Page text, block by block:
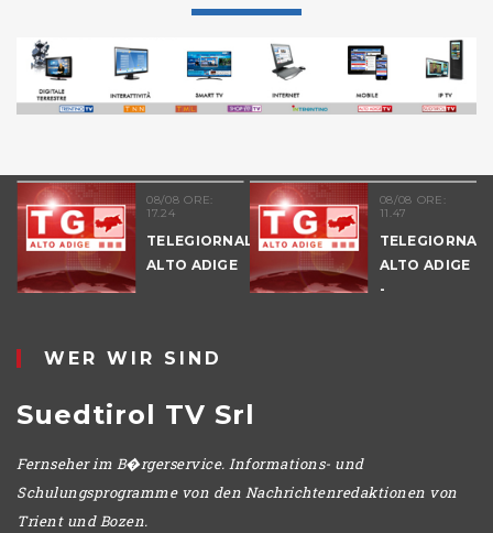
08/08 ORE:
17.24
TELEGIORNALE
ALTO ADIGE
08/08 ORE:
11.47
ALTO ADIGE
-
WER WIR SIND
Suedtirol TV Srl
Fernseher im B�rgerservice. Informations- und
Schulungsprogramme von den Nachrichtenredaktionen von
Trient und Bozen.